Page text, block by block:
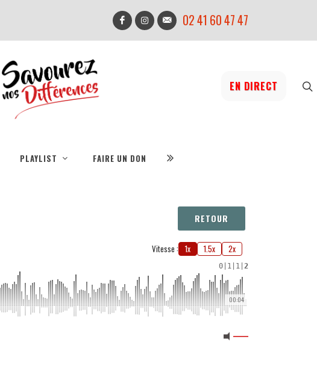
02 41 60 47 47
EN DIRECT
PLAYLIST FAIRE UN DON
RETOUR
Vitesse : 1x 1.5x 2x
0 1 1 2
00:04